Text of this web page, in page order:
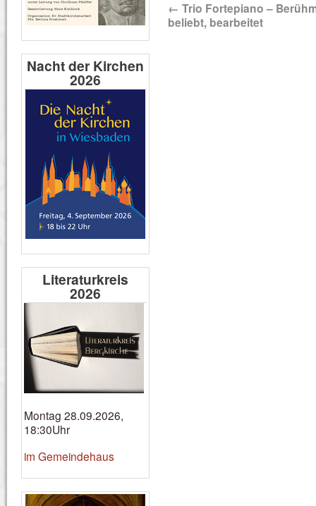
← Trio Fortepiano –
beliebt, bearbeitet
Nacht der Kirchen
2026
Literaturkreis
2026
Montag 28.09.2026,
18:30Uhr
im Gemeindehaus